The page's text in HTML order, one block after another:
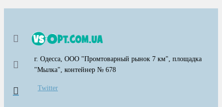
г. Одесса, ООО "Промтоварный рынок 7 км", площадка
"Мылка", контейнер № 678
Twitter